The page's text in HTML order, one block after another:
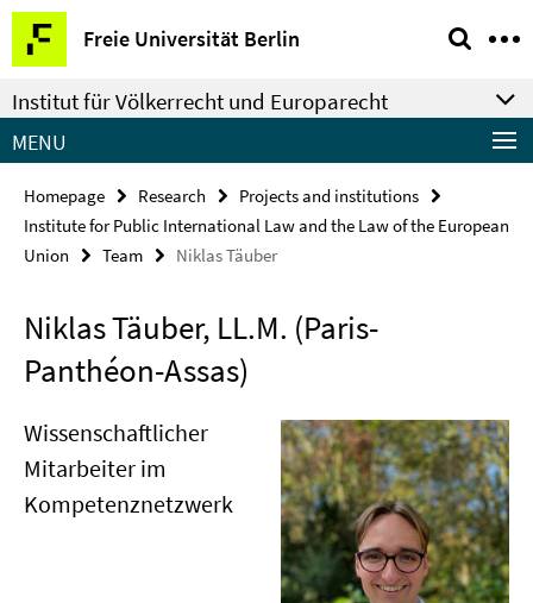
Springe
direkt
zu
Inhalt
Freie Universität Berlin
Service
Navigation
Institut für Völkerrecht und Europarecht
MENU
Homepage Research
Projects and institutions
Institute for Public International Law and the Law of the European
Union
Team Niklas Täuber
Niklas Täuber, LL.M. (Paris-
Panthéon-Assas)
Wissenschaftlicher
Mitarbeiter im
Kompetenznetzwerk